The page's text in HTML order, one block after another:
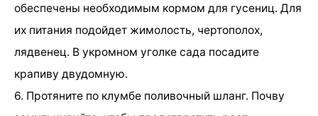
обеспечены необходимым кормом для гусениц. Для
их питания подойдет жимолость, чертополох,
лядвенец. В укромном уголке сада посадите
крапиву двудомную.
6. Протяните по клумбе поливочный шланг. Почву